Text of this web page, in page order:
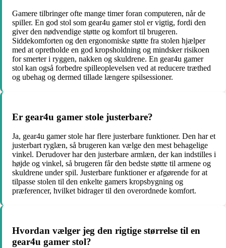
Gamere tilbringer ofte mange timer foran computeren, når de
spiller. En god stol som gear4u gamer stol er vigtig, fordi den
giver den nødvendige støtte og komfort til brugeren.
Siddekomforten og den ergonomiske støtte fra stolen hjælper
med at opretholde en god kropsholdning og mindsker risikoen
for smerter i ryggen, nakken og skuldrene. En gear4u gamer
stol kan også forbedre spilleoplevelsen ved at reducere træthed
og ubehag og dermed tillade længere spilsessioner.
Er gear4u gamer stole justerbare?
Ja, gear4u gamer stole har flere justerbare funktioner. Den har et
justerbart ryglæn, så brugeren kan vælge den mest behagelige
vinkel. Derudover har den justerbare armlæn, der kan indstilles i
højde og vinkel, så brugeren får den bedste støtte til armene og
skuldrene under spil. Justerbare funktioner er afgørende for at
tilpasse stolen til den enkelte gamers kropsbygning og
præferencer, hvilket bidrager til den overordnede komfort.
Hvordan vælger jeg den rigtige størrelse til en
gear4u gamer stol?